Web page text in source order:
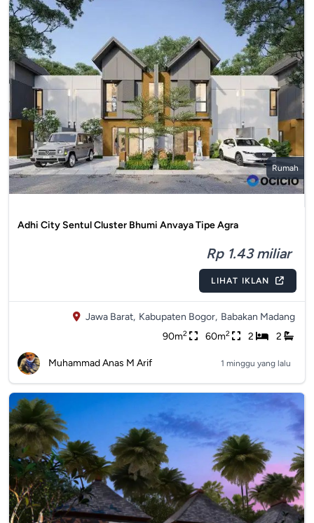
Rumah
Adhi City Sentul Cluster Bhumi Anvaya Tipe Agra
Rp 1.43 miliar
LIHAT IKLAN
Jawa Barat, Kabupaten Bogor, Babakan Madang
90m2 60m2 2 2
Muhammad Anas M Arif 1 minggu yang lalu